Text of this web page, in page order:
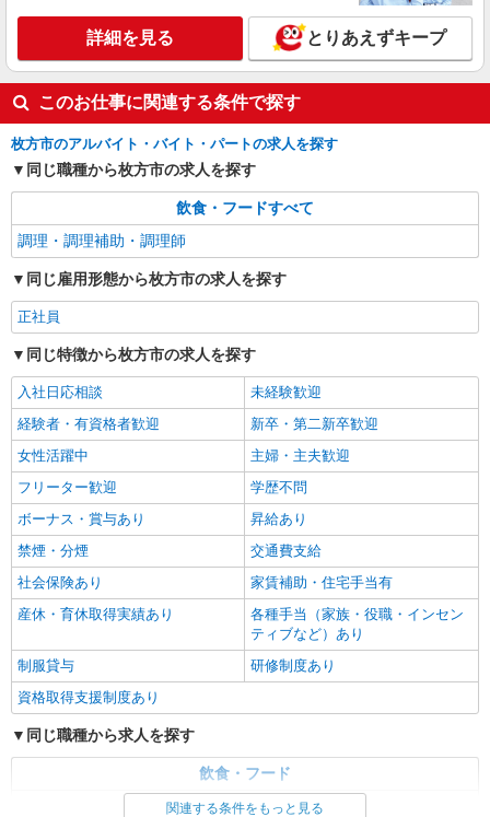
詳細を見る とりあえずキープ
このお仕事に関連する条件で探す
枚方市のアルバイト・バイト・パートの求人を探す
同じ職種から枚方市の求人を探す
飲食・フードすべて
調理・調理補助・調理師
同じ雇用形態から枚方市の求人を探す
正社員
同じ特徴から枚方市の求人を探す
入社日応相談
未経験歓迎
経験者・有資格者歓迎
新卒・第二新卒歓迎
女性活躍中
主婦・主夫歓迎
フリーター歓迎
学歴不問
ボーナス・賞与あり
昇給あり
禁煙・分煙
交通費支給
社会保険あり
家賃補助・住宅手当有
産休・育休取得実績あり
各種手当（家族・役職・インセン
ティブなど）あり
制服貸与
研修制度あり
資格取得支援制度あり
同じ職種から求人を探す
飲食・フード
調理・調理補助・調理師関連する条件をもっと見る